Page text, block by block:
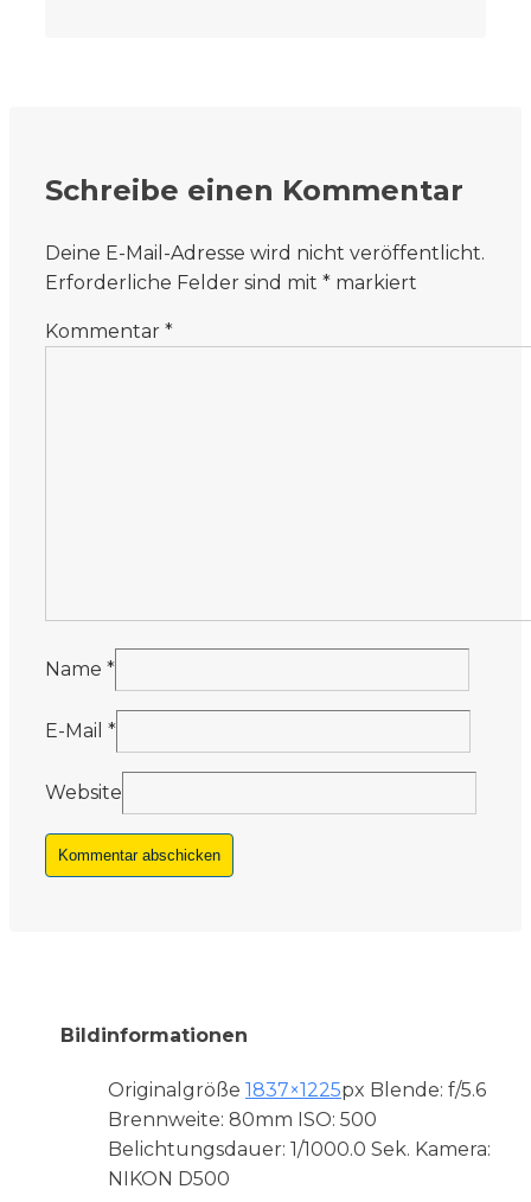
Schreibe einen Kommentar
Deine E-Mail-Adresse wird nicht veröffentlicht.
Erforderliche Felder sind mit * markiert
Kommentar *
Name *
E-Mail *
Website
Bildinformationen
Originalgröße 1837×1225px Blende: f/5.6
Brennweite: 80mm ISO: 500
Belichtungsdauer: 1/1000.0 Sek. Kamera:
NIKON D500